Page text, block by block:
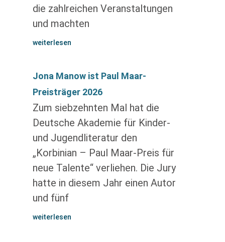
die zahlreichen Veranstaltungen
und machten
weiterlesen
Jona Manow ist Paul Maar-
Preisträger 2026
Zum siebzehnten Mal hat die
Deutsche Akademie für Kinder-
und Jugendliteratur den
„Korbinian – Paul Maar-Preis für
neue Talente“ verliehen. Die Jury
hatte in diesem Jahr einen Autor
und fünf
weiterlesen